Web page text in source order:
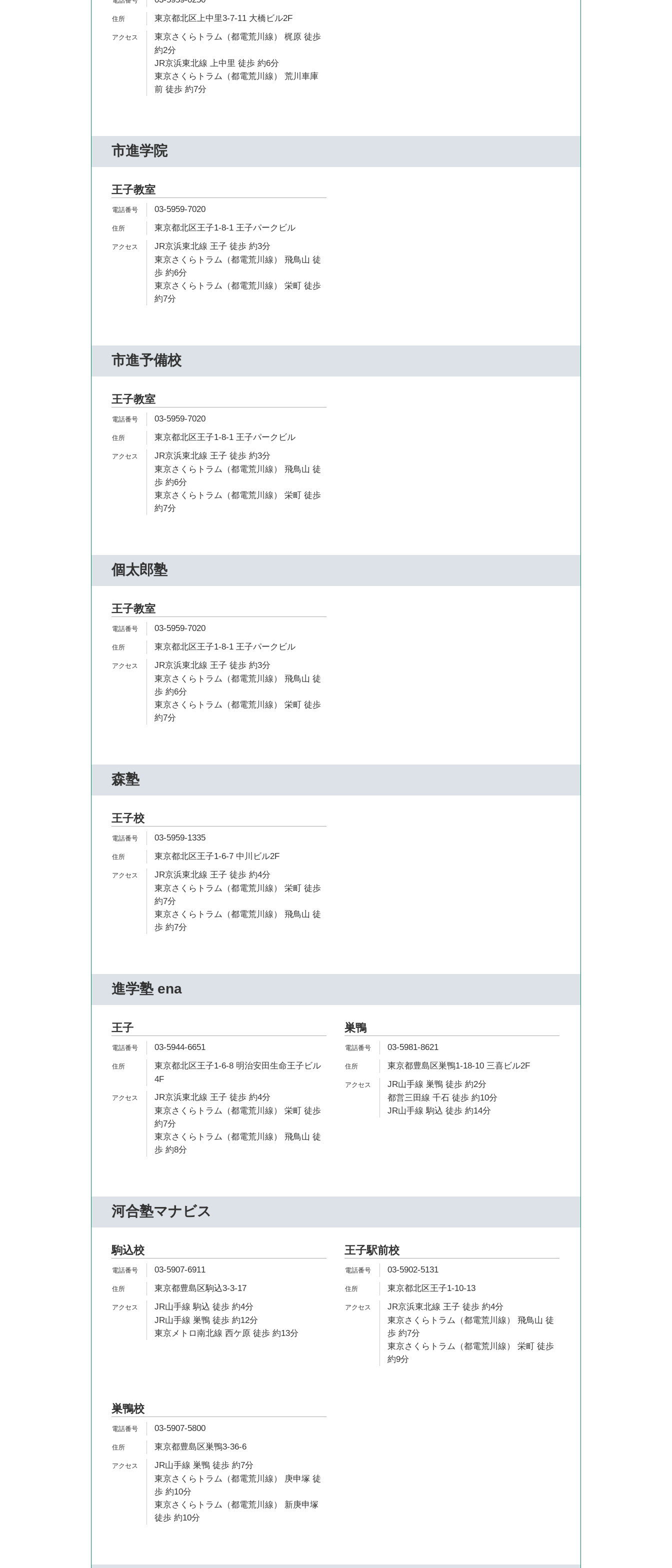
東京都北区上中里3-7-11 大橋ビル2F
東京さくらトラム（都電荒川線） 梶原 徒歩
約2分
JR京浜東北線 上中里 徒歩 約6分
東京さくらトラム（都電荒川線） 荒川車庫
前 徒歩 約7分
市進学院
王子教室
03-5959-7020
東京都北区王子1-8-1 王子パークビル
JR京浜東北線 王子 徒歩 約3分
東京さくらトラム（都電荒川線） 飛鳥山 徒
歩 約6分
東京さくらトラム（都電荒川線） 栄町 徒歩
約7分
市進予備校
王子教室
03-5959-7020
東京都北区王子1-8-1 王子パークビル
JR京浜東北線 王子 徒歩 約3分
東京さくらトラム（都電荒川線） 飛鳥山 徒
歩 約6分
東京さくらトラム（都電荒川線） 栄町 徒歩
約7分
個太郎塾
王子教室
03-5959-7020
東京都北区王子1-8-1 王子パークビル
JR京浜東北線 王子 徒歩 約3分
東京さくらトラム（都電荒川線） 飛鳥山 徒
歩 約6分
東京さくらトラム（都電荒川線） 栄町 徒歩
約7分
森塾
王子校
03-5959-1335
東京都北区王子1-6-7 中川ビル2F
JR京浜東北線 王子 徒歩 約4分
東京さくらトラム（都電荒川線） 栄町 徒歩
約7分
東京さくらトラム（都電荒川線） 飛鳥山 徒
歩 約7分
進学塾 ena
王子
03-5944-6651
東京都北区王子1-6-8 明治安田生命王子ビル
4F
JR京浜東北線 王子 徒歩 約4分
東京さくらトラム（都電荒川線） 栄町 徒歩
約7分
東京さくらトラム（都電荒川線） 飛鳥山 徒
歩 約8分
巣鴨
03-5981-8621
東京都豊島区巣鴨1-18-10 三喜ビル2F
JR山手線 巣鴨 徒歩 約2分
都営三田線 千石 徒歩 約10分
JR山手線 駒込 徒歩 約14分
河合塾マナビス
駒込校
03-5907-6911
東京都豊島区駒込3-3-17
JR山手線 駒込 徒歩 約4分
JR山手線 巣鴨 徒歩 約12分
東京メトロ南北線 西ケ原 徒歩 約13分
王子駅前校
03-5902-5131
東京都北区王子1-10-13
JR京浜東北線 王子 徒歩 約4分
東京さくらトラム（都電荒川線） 飛鳥山 徒
歩 約7分
東京さくらトラム（都電荒川線） 栄町 徒歩
約9分
巣鴨校
03-5907-5800
東京都豊島区巣鴨3-36-6
JR山手線 巣鴨 徒歩 約7分
東京さくらトラム（都電荒川線） 庚申塚 徒
歩 約10分
東京さくらトラム（都電荒川線） 新庚申塚
徒歩 約10分